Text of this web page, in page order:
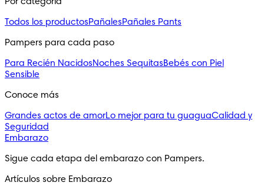
Todos los productosPañalesPañales Pants
Pampers para cada paso
Para Recién NacidosNoches SequitasBebés con Piel
Sensible
Conoce más
Grandes actos de amorLo mejor para tu guaguaCalidad y
Seguridad
Embarazo
Sigue cada etapa del embarazo con Pampers.
Artículos sobre Embarazo